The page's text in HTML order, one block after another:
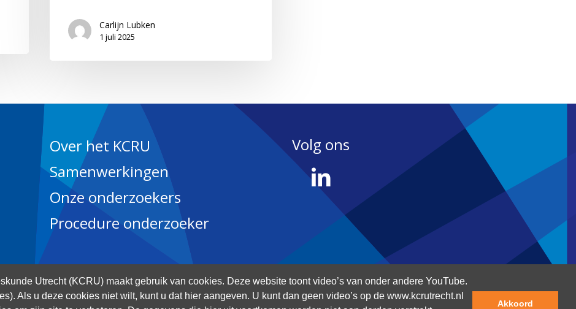
Utrecht (KCRU) maakt gebruik van cookies. Deze website toont video’s van onder andere YouTube.
Als u deze cookies niet wilt, kunt u dat hier aangeven. U kunt dan geen video’s op de www.kcrutrecht.nl
Akkoord
Carlijn Lubken
1 juli 2025
Over het KCRU
Samenwerkingen
Onze onderzoekers
Procedure onderzoeker
Volg ons